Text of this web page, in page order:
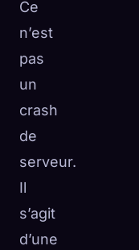
Ce
n’est
pas
un
crash
de
serveur.
Il
s’agit
d’une